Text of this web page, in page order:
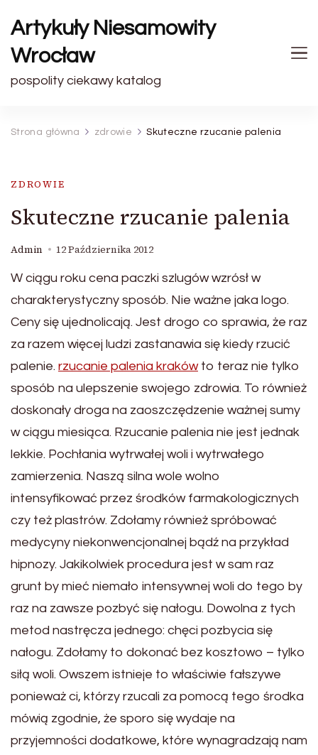
Artykuły Niesamowity
Wrocław
pospolity ciekawy katalog
Strona główna zdrowie Skuteczne rzucanie palenia
ZDROWIE
Skuteczne rzucanie palenia
Admin 12 Października 2012
W ciągu roku cena paczki szlugów wzrósł w
charakterystyczny sposób. Nie ważne jaka logo.
Ceny się ujednolicają. Jest drogo co sprawia, że raz
za razem więcej ludzi zastanawia się kiedy rzucić
palenie. rzucanie palenia krakówto teraz nie tylko
sposób na ulepszenie swojego zdrowia. To również
doskonały droga na zaoszczędzenie ważnej sumy
w ciągu miesiąca. Rzucanie palenia nie jest jednak
lekkie. Pochłania wytrwałej woli i wytrwałego
zamierzenia. Naszą silna wole wolno
intensyfikować przez środków farmakologicznych
czy też plastrów. Zdołamy również spróbować
medycyny niekonwencjonalnej bądź na przykład
hipnozy. Jakikolwiek procedura jest w sam raz
grunt by mieć niemało intensywnej woli do tego by
raz na zawsze pozbyć się nałogu. Dowolna z tych
metod nastręcza jednego: chęci pozbycia się
nałogu. Zdołamy to dokonać bez kosztowo – tylko
siłą woli. Owszem istnieje to właściwie fałszywe
ponieważ ci, którzy rzucali za pomocą tego środka
mówią zgodnie, że sporo się wydaje na
przyjemności dodatkowe, które wynagradzają nam